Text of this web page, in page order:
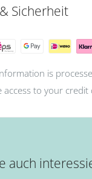
Sicherheit
is
access to your
auch